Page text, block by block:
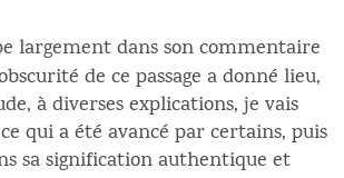
largement dans son commentaire
de ce passage a donné lieu,
à diverses explications, je vais
qui a été avancé par certains, puis
sa signification authentique et